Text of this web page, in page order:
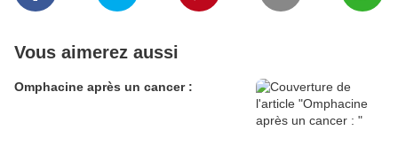
Vous aimerez aussi
Omphacine après un cancer :